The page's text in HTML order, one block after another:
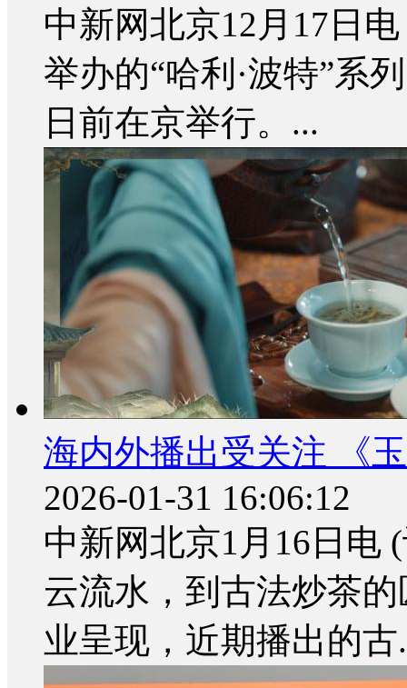
中新网北京12月17日
举办的“哈利·波特”系
日前在京举行。...
海内外播出受关注 《
2026-01-31 16:06:12
中新网北京1月16日电
云流水，到古法炒茶
业呈现，近期播出的古